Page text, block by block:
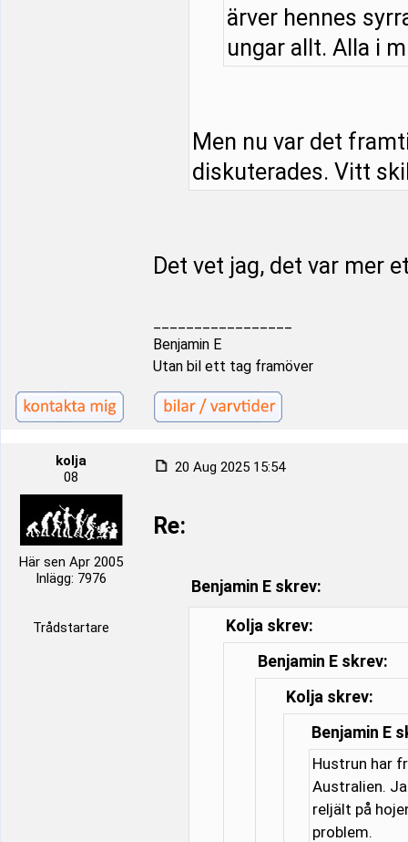
ärver hennes
ungar allt. Alla i
Men nu var det
diskuterades. Vitt
Det vet jag, det var mer
Benjamin E
Utan bil ett tag framöver
kolja
08
Här sen Apr 2005
Inlägg: 7976
Trådstartare
20 Aug 2025 15:54
Re:
Benjamin E skrev:
Kolja skrev:
Benjamin E skrev:
Kolja skrev:
Benjamin E
Hustrun har
Australien.
reljält på
problem.